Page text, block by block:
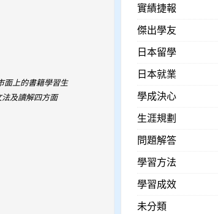
上的書籍學習生
及讀解四方面
實績捷報
傑出學友
日本留學
日本就業
學成決心
生涯規劃
問題解答
學習方法
學習成效
未分類